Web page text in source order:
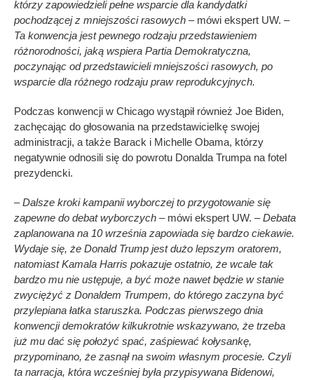
którzy zapowiedzieli pełne wsparcie dla kandydatki
pochodzącej z mniejszości rasowych – mówi ekspert UW. –
Ta konwencja jest pewnego rodzaju przedstawieniem
różnorodności, jaką wspiera Partia Demokratyczna,
poczynając od przedstawicieli mniejszości rasowych, po
wsparcie dla różnego rodzaju praw reprodukcyjnych.
Podczas konwencji w Chicago wystąpił również Joe Biden,
zachęcając do głosowania na przedstawicielkę swojej
administracji, a także Barack i Michelle Obama, którzy
negatywnie odnosili się do powrotu Donalda Trumpa na fotel
prezydencki.
–Dalsze kroki kampanii wyborczej to przygotowanie się
zapewne do debat wyborczych – mówi ekspert UW. –Debata
zaplanowana na 10 września zapowiada się bardzo ciekawie.
Wydaje się, że Donald Trump jest dużo lepszym oratorem,
natomiast Kamala Harris pokazuje ostatnio, że wcale tak
bardzo mu nie ustępuje, a być może nawet będzie w stanie
zwyciężyć z Donaldem Trumpem, do którego zaczyna być
przylepiana łatka staruszka. Podczas pierwszego dnia
konwencji demokratów kilkukrotnie wskazywano, że trzeba
już mu dać się położyć spać, zaśpiewać kołysankę,
przypominano, że zasnął na swoim własnym procesie. Czyli
ta narracja, która wcześniej była przypisywana Bidenowi,